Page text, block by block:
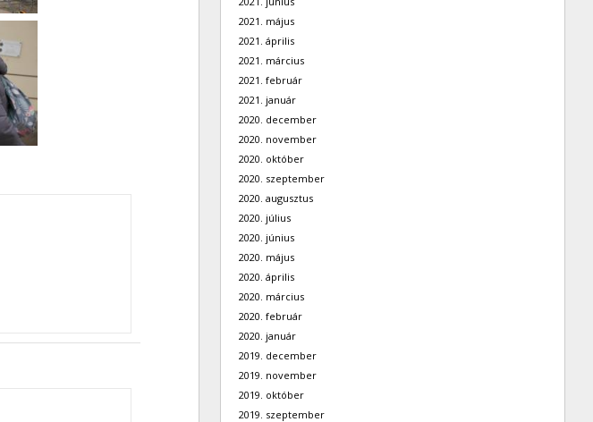
2021. május
2021. április
2021. március
2021. február
2021. január
2020. december
2020. november
2020. október
2020. szeptember
2020. augusztus
2020. július
2020. június
2020. május
2020. április
2020. március
2020. február
2020. január
2019. december
2019. november
2019. október
2019. szeptember